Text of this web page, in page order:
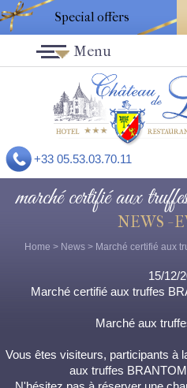
Special offers
+33 05.53.03.70.11
Menu
marché certifié aux
NEWS -
Home > News> Marché certifié aux
15/12/
Marché certifié aux truffes
Marché aux
Vous êtes visiteurs, participants à
aux truffes